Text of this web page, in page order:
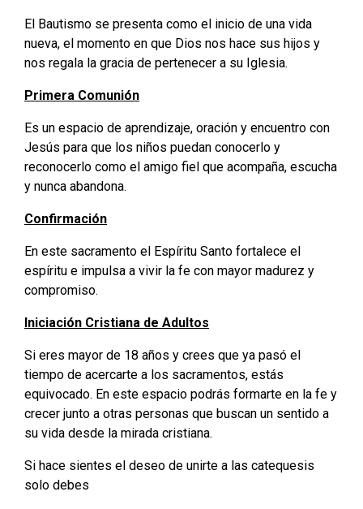
El Bautismo se presenta como el inicio de una vida
nueva, el momento en que Dios nos hace sus hijos y
nos regala la gracia de pertenecer a su Iglesia.
Primera Comunión
Es un espacio de aprendizaje, oración y encuentro con
Jesús para que los niños puedan conocerlo y
reconocerlo como el amigo fiel que acompaña, escucha
y nunca abandona.
Confirmación
En este sacramento el Espíritu Santo fortalece el
espíritu e impulsa a vivir la fe con mayor madurez y
compromiso.
Iniciación Cristiana de Adultos
Si eres mayor de 18 años y crees que ya pasó el
tiempo de acercarte a los sacramentos, estás
equivocado. En este espacio podrás formarte en la fe y
crecer junto a otras personas que buscan un sentido a
su vida desde la mirada cristiana.
Si hace sientes el deseo de unirte a las catequesis
solo debes